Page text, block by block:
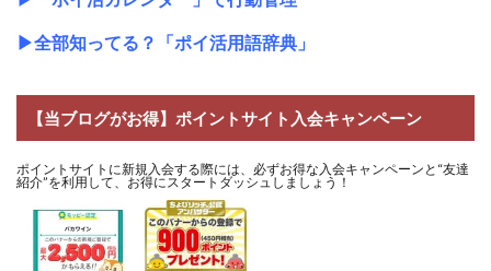
▶全部知ってる？「ポイ活用語辞典」
【当ブログがお得】ポイントサイト入会キャンペーン
ポイントサイトに新規入会する際には、必ずお得な入会キャンペーンと“友達
紹介”を利用して、お得にスタートダッシュしましょう！